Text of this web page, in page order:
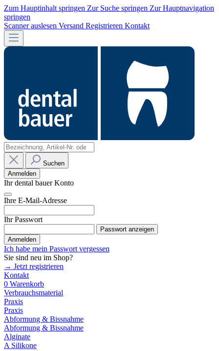
Zum Hauptinhalt springen Zur Suche springen Zur Hauptnavigation
springen
Scanner auslesen Versand Registrieren Kontakt
Suchen
Anmelden
Ihr dental bauer Konto
Ihre E-Mail-Adresse
Ihr Passwort
Passwort anzeigen
Anmelden
Ich habe mein Passwort vergessen
Sie sind neu im Shop?
→ Jetzt registrieren
Kontakt
0 Warenkorb
Verbrauchsmaterial
Praxis
Praxis
Abformung & Bissnahme
Abformung & Bissnahme
Alginate
A Silikone